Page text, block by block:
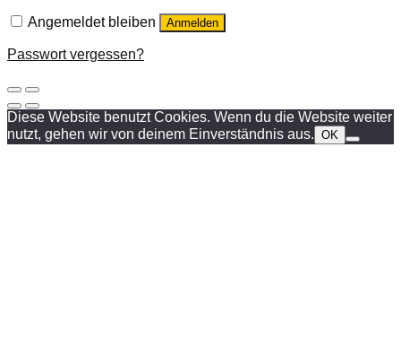
Angemeldet bleiben Anmelden
Passwort vergessen?
Diese Website benutzt Cookies. Wenn du die Website weiter
nutzt, gehen wir von deinem Einverständnis aus. OK